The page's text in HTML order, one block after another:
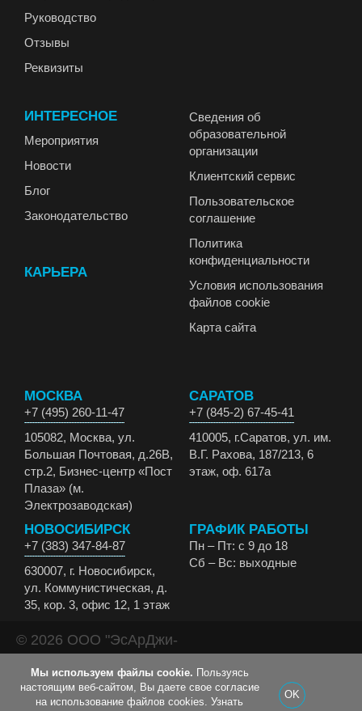
Руководство
Отзывы
Реквизиты
ИНТЕРЕСНОЕ
Мероприятия
Новости
Блог
Законодательство
КАРЬЕРА
Сведения об
образовательной
организации
Клиентский сервис
Пользовательское
соглашение
Политика
конфиденциальности
Условия использования
файлов cookie
Карта сайта
МОСКВА
+7 (495) 260-11-47
105082, Москва, ул.
Большая Почтовая, д.26В,
стр.2, Бизнес-центр «Пост
Плаза» (м.
Электрозаводская)
САРАТОВ
+7 (845-2) 67-45-41
410005, г.Саратов, ул. им.
В.Г. Рахова, 187/213, 6
этаж, оф. 617а
НОВОСИБИРСК
+7 (383) 347-84-87
630007, г. Новосибирск,
ул. Коммунистическая, д.
35, кор. 3, офис 12, 1 этаж
ГРАФИК РАБОТЫ
Пн – Пт: с 9 до 18
Сб – Вс: выходные
© 2026 ООО "ЭсАрДжи-
защищены.
Мы используем файлы cookie. Пользуясь
настоящим веб-сайтом, Вы даете свое согласие
на использование файлов cookies. Узнать
OK